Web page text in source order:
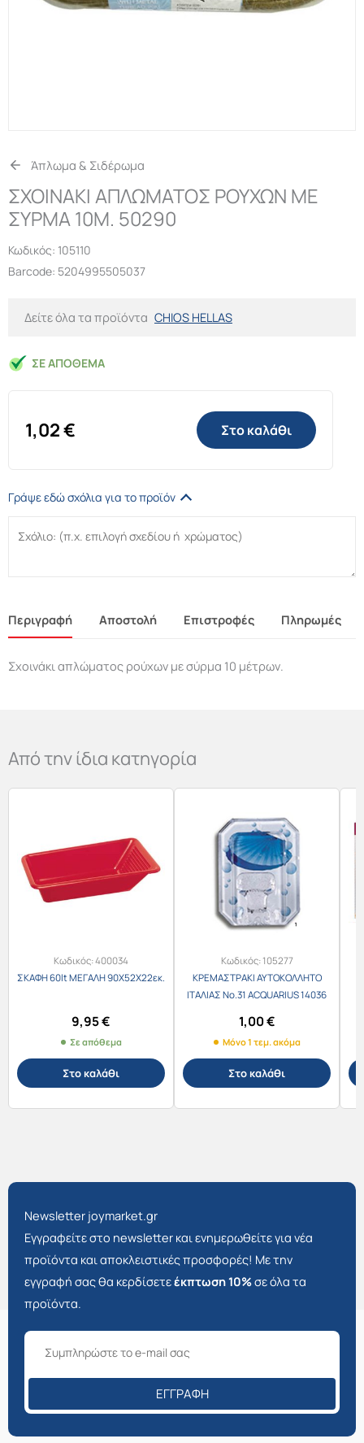
Άπλωμα & Σιδέρωμα
ΣΧΟΙΝΑΚΙ ΑΠΛΩΜΑΤΟΣ ΡΟΥΧΩΝ ΜΕ
ΣΥΡΜΑ 10Μ. 50290
Κωδικός: 105110
Barcode: 5204995505037
Δείτε όλα τα προϊόντα CHIOS HELLAS
ΣΕ ΑΠΌΘΕΜΑ
1,02€ Στο καλάθι
Γράψε εδώ σχόλια για το προϊόν
Περιγραφή Αποστολή Επιστροφές Πληρωμές
Σχοινάκι απλώματος ρούχων με σύρμα 10 μέτρων.
Από την ίδια κατηγορία
Κωδικός:400034
ΣΚΑΦΗ 60lt ΜΕΓΑΛΗ 90Χ52Χ22εκ.
9,95€
Σε απόθεμα
Στο καλάθι
Κωδικός:105277
ΚΡΕΜΑΣΤΡΑΚΙ ΑΥΤΟΚΟΛΛΗΤΟ
ΙΤΑΛΙΑΣ Νο.31 ACQUARIUS 14036
1,00€
Μόνο 1 τεμ. ακόμα
Στο καλάθι
Newsletter joymarket.gr
Εγγραφείτε στο newsletter και ενημερωθείτε για νέα
προϊόντα και αποκλειστικές προσφορές! Με την
εγγραφή σας θα κερδίσετεέκπτωση 10%σε όλα τα
προϊόντα.
ΕΓΓΡΑΦΉ